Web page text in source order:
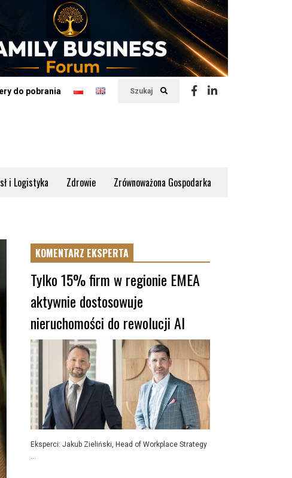
Szukaj
do pobrania
i Logistyka Zdrowie Zrównoważona Gospodarka
KOMENTARZ EKSPERTA
Tylko 15% firm w regionie EMEA
aktywnie dostosowuje
nieruchomości do rewolucji AI
Eksperci: Jakub Zieliński, Head of Workplace Strategy
...